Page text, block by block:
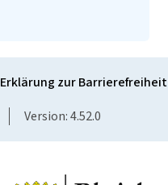
Erklärung zur Barrierefreiheit
Version: 4.52.0